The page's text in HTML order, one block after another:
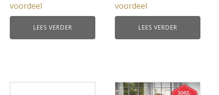
voordeel
LEES VERDER
voordeel
LEES VERDER